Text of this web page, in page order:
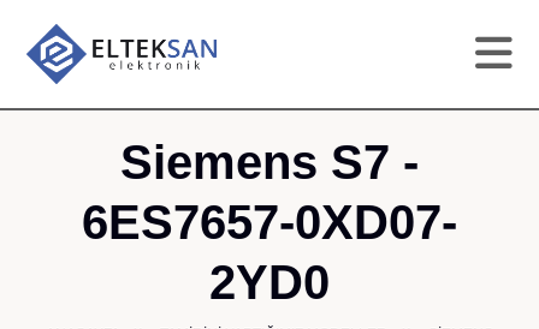
Siemens S7 -
6ES7657-0XD07-
2YD0